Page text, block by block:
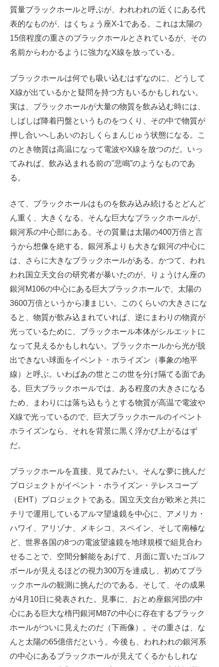
質量ブラックホールと呼ぶが、われわれの近くにある代
表的なものが、はくちょう座X-1である。これは太陽の
15倍程度の重さのブラックホールとされているが、その
名前からわかるように強力なX線を放っている。
ブラックホールは何でも吸い込むはずなのに、どうして
X線が出ているかと疑問を持つ方もいるかもしれない。
実は、ブラックホールが大量の物質を飲み込む時には、
しばしば降着円盤というものをつくり、その中で物質が
押し合いへしあいのおしくらまんじゅう状態になる。こ
のとき物質は高温になって電波やX線を放つのだ。いっ
てみれば、飲み込まれる前の"悲鳴”のようなものであ
る。
さて、ブラックホールはものを飲み込み続けるとどんど
ん重く、大きくなる。そんな巨大なブラックホールが、
銀河系の中心部にある。その質量は太陽の400万倍と言
うから想像を絶する。銀河系よりも大きな銀河の中心に
は、さらに大きなブラックホールがある。かつて、われ
われ国立天文台の研究者が暴いたのが、りょうけん座の
銀河M106の中心にある巨大ブラックホールで、太陽の
3600万倍というから凄まじい。このくらいの大きさにな
ると、物質が飲み込まれていれば、逆にまわりの物資が
光っているために、ブラックホール本体がシルエットに
なって見えるかもしれない。ブラックホールから光が脱
出できない球面をイベント・ホライズン（事象の地平
線）と呼ぶ。いわばあの世とこの世を分け隔てる面であ
る。巨大ブラックホールでは、ある程度の大きさになる
ため、まわりには落ち込もうとする物質が高温で電波や
X線で光っているので、巨大ブラックホールのイベント
ホライズンなら、それを背景に黒く浮かび上がるはず
だ。
ブラックホールを直接、見てみたい。そんな夢に挑んだ
プロジェクトがイベント・ホライズン・テレスコープ
（EHT）プロジェクトである。国立天文台が欧米と共に
チリで運用しているアルマ望遠鏡を中心に、アメリカ・
ハワイ、アリゾナ、メキシコ、スペイン、そして南極な
ど、世界各国の8つの電波望遠鏡を地球規模で組見合わ
せることで、空間分解能をあげて、月面に置いたゴルフ
ボールが見えるほどの視力300万を達成し、初めてブラ
ックホールの観測に挑んだのである。そして、その成果
が4月10日に発表された。見事に、おとめ座銀河団の中
心にある巨大な楕円銀河M87の中心に存在するブラック
ホールがついに見えたのだ（下画像）。その重さは、な
んと太陽の65億倍だという。今後も、われわれの銀河系
の中心にあるブラックホールが見えてくるかもしれな